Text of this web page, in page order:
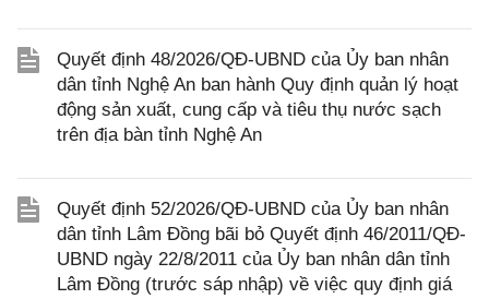
Quyết định 48/2026/QĐ-UBND của Ủy ban nhân
dân tỉnh Nghệ An ban hành Quy định quản lý hoạt
động sản xuất, cung cấp và tiêu thụ nước sạch
trên địa bàn tỉnh Nghệ An
Quyết định 52/2026/QĐ-UBND của Ủy ban nhân
dân tỉnh Lâm Đồng bãi bỏ Quyết định 46/2011/QĐ-
UBND ngày 22/8/2011 của Ủy ban nhân dân tỉnh
Lâm Đồng (trước sáp nhập) về việc quy định giá